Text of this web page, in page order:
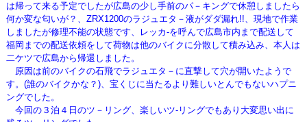
は帰って来る予定でしたが広島の少し手前のパ－キングで休憩 しましたら
何か変な匂いが？、ZRX1200のラジュエタ－液がダダ漏れ!!、現地で作業
しましたが修理不能の状態です、レッカ-を呼んで広島市内まで配送して
福岡までの配送依頼をして荷物は他のバイクに分散して積み込み、本人は
二ケツで広島から帰還しました。
原因は前のバイクの石飛でラジュエタ－に直撃して穴が開いたようで
す。(誰のバイクかな？)、宝くじに当たるより難しいとんでもないハプニ
ングでした。
今回の３泊４日のツ－リング、楽しいツ-リングでもあり大変思い出に